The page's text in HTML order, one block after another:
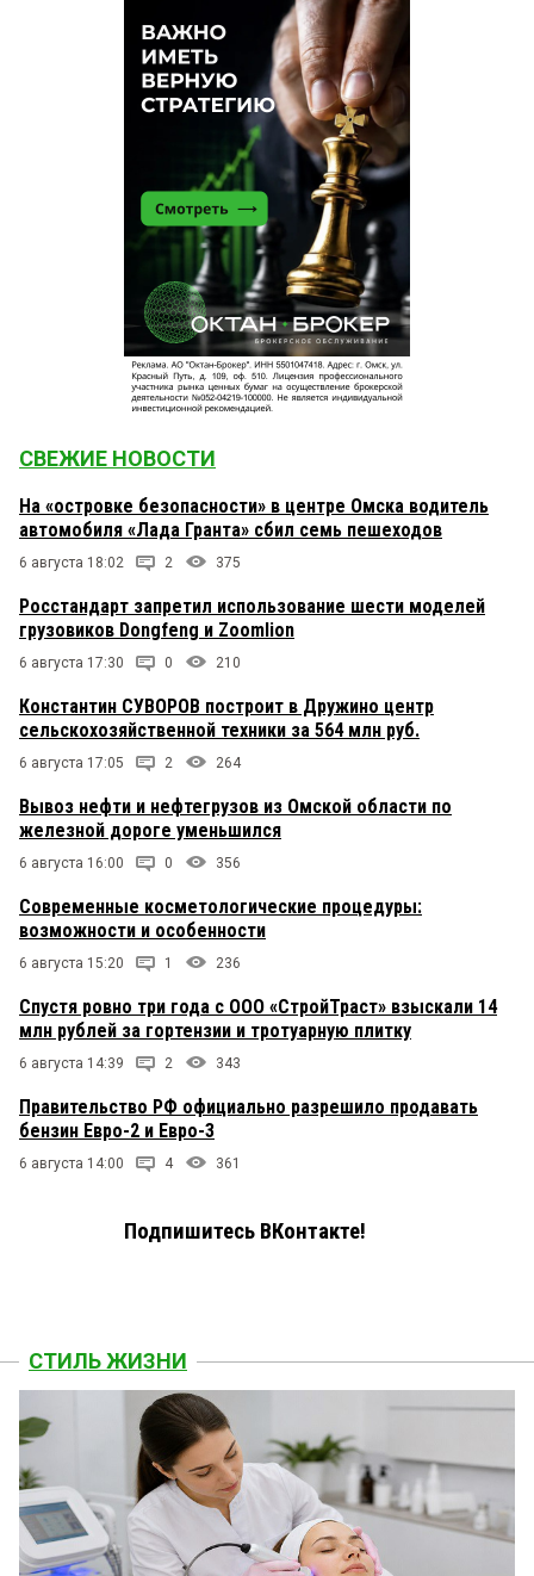
СВЕЖИЕ НОВОСТИ
На «островке безопасности» в центре Омска водитель
автомобиля «Лада Гранта» сбил семь пешеходов
6 августа 18:02 2 375
Росстандарт запретил использование шести моделей
грузовиков Dongfeng и Zoomlion
6 августа 17:30 0 210
Константин СУВОРОВ построит в Дружино центр
сельскохозяйственной техники за 564 млн руб.
6 августа 17:05 2 264
Вывоз нефти и нефтегрузов из Омской области по
железной дороге уменьшился
6 августа 16:00 0 356
Современные косметологические процедуры:
возможности и особенности
6 августа 15:20 1 236
Спустя ровно три года с ООО «СтройТраст» взыскали 14
млн рублей за гортензии и тротуарную плитку
6 августа 14:39 2 343
Правительство РФ официально разрешило продавать
бензин Евро-2 и Евро-3
6 августа 14:00 4 361
Подпишитесь ВКонтакте!
СТИЛЬ ЖИЗНИ